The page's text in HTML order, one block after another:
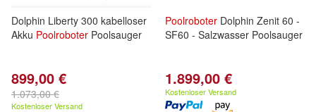
Dolphin Liberty 300 kabelloser
Akku Poolroboter Poolsauger
899,00 €
1.073,00 €
Kostenloser Versand
Poolroboter Dolphin Zenit 60 -
SF60 - Salzwasser Poolsauger
1.899,00 €
Kostenloser Versand